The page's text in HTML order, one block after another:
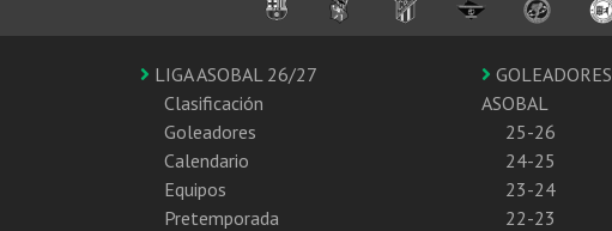
LIGA ASOBAL 26/27
Clasificación
Goleadores
Calendario
Equipos
Pretemporada
GOLEADORES
ASOBAL
25-26
24-25
23-24
22-23